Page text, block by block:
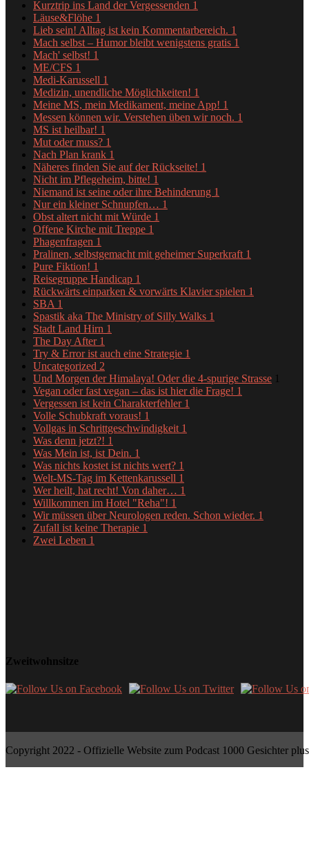
Kurztrip ins Land der Vergessenden 1
Läuse&Flöhe 1
Lieb sein! Alltag ist kein Kommentarbereich. 1
Mach selbst – Humor bleibt wenigstens gratis 1
Mach' selbst! 1
ME/CFS 1
Medi-Karussell 1
Medizin, unendliche Möglichkeiten! 1
Meine MS, mein Medikament, meine App! 1
Messen können wir. Verstehen üben wir noch. 1
MS ist heilbar! 1
Mut oder muss? 1
Nach Plan krank 1
Näheres finden Sie auf der Rückseite! 1
Nicht im Pflegeheim, bitte! 1
Niemand ist seine oder ihre Behinderung 1
Nur ein kleiner Schnupfen… 1
Obst altert nicht mit Würde 1
Offene Kirche mit Treppe 1
Phagenfragen 1
Pralinen, selbstgemacht mit geheimer Superkraft 1
Pure Fiktion! 1
Reisegruppe Handicap 1
Rückwärts einparken & vorwärts Klavier spielen 1
SBA 1
Spastik aka The Ministry of Silly Walks 1
Stadt Land Hirn 1
The Day After 1
Try & Error ist auch eine Strategie 1
Uncategorized 2
Und Morgen der Himalaya! Oder die 4-spurige Strasse 1
Vegan oder fast vegan – das ist hier die Frage! 1
Vergessen ist kein Charakterfehler 1
Volle Schubkraft voraus! 1
Vollgas in Schrittgeschwindigkeit 1
Was denn jetzt?! 1
Was Mein ist, ist Dein. 1
Was nichts kostet ist nichts wert? 1
Welt-MS-Tag im Kettenkarussell 1
Wer heilt, hat recht! Von daher… 1
Willkommen im Hotel "Reha"! 1
Wir müssen über Neurologen reden. Schon wieder. 1
Zufall ist keine Therapie 1
Zwei Leben 1
Zweitwohnsitze
Copyright 2022 - Offizielle Website zum Podcast 1000 Gesichter